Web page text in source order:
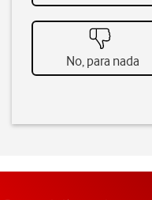
No, para nada